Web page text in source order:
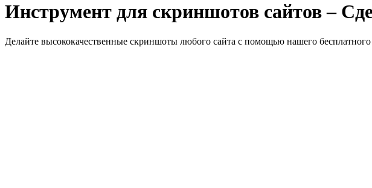
Инструмент для скриншотов сайтов –
Делайте высококачественные скриншоты любого сайта с помощью нашего